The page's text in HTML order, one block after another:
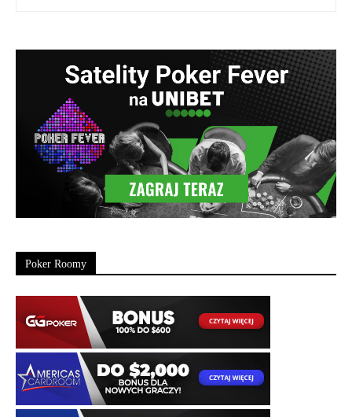
Poker Roomy